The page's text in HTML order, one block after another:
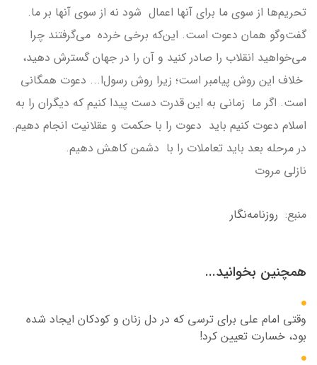
تحریم‌ها از سوی ما برای آنها اعمال شود نه از سوی آنها بر ما.
گفت‌وگو همان دعوت است. این‌که برخی خرده می‌گرفتند چرا
می‌خواهید انقلاب را صادر کنید و آن را در جهان گسترش دهید،
خلاف این روش پیامبر است؛ زیرا روش رسول‌ا... دعوت همگانی
است. اگر ما زمانی به این قدرت دست پیدا کنیم که دیگران را به
اسلام دعوت کنیم باید دعوت را با حکمت و عقلانیت انجام دهیم.
در مرحله بعد باید تعاملات را با دشمن کاهش دهیم.
نازلی مروت
منبع: روزنامه‌نگار
همچنین بخوانید...
وقتی امام علی برای ترسی که در دل زنان و کودکان ایجاد شده
بود، خسارت تعیین کرد!